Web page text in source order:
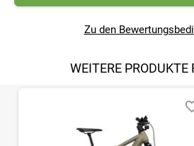
Zu den
WEITERE PRODUKTE